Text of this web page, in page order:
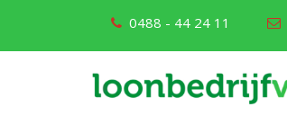
0488 - 44 24 11